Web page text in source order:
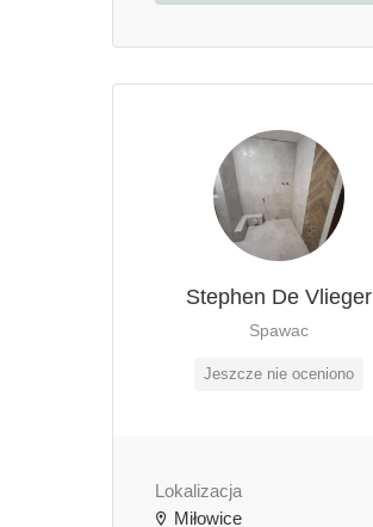
Stephen De Vlieger
Spawac
Jeszcze nie oceniono
Lokalizacja
Miłowice